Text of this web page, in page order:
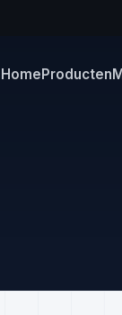
HomeProducten